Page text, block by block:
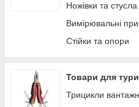
Ножівки та стусла
Вимірювальні
Стійки та опори
Товари для
Трицикли